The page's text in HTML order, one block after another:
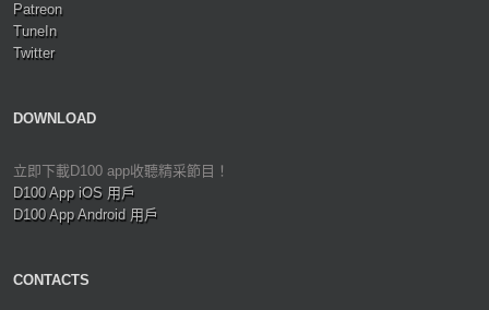
Patreon
TuneIn
Twitter
DOWNLOAD
立即下載D100 app收聽精采節目！
D100 App iOS 用戶
D100 App Android 用戶
CONTACTS